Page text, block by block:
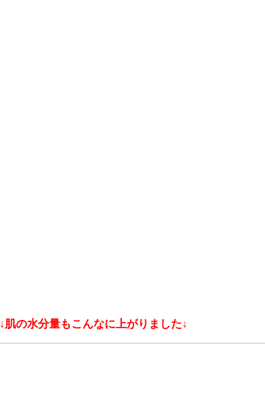
↓肌の水分量もこんなに上がりました↓